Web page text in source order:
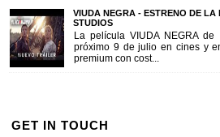
VIUDA NEGRA - ESTRENO DE LA
STUDIOS
La película VIUDA NEGRA
próximo 9 de julio en cines y
premium con cost...
GET IN TOUCH